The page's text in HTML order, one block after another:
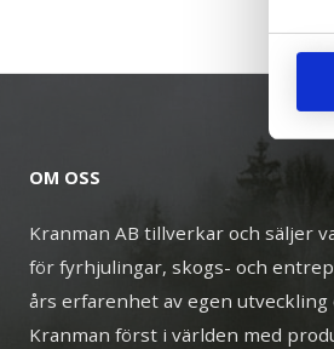
OM OSS
Kranman AB tillverkar och säljer
för fyrhjulingar, skogs- och
års erfarenhet av egen
Kranman först i världen med